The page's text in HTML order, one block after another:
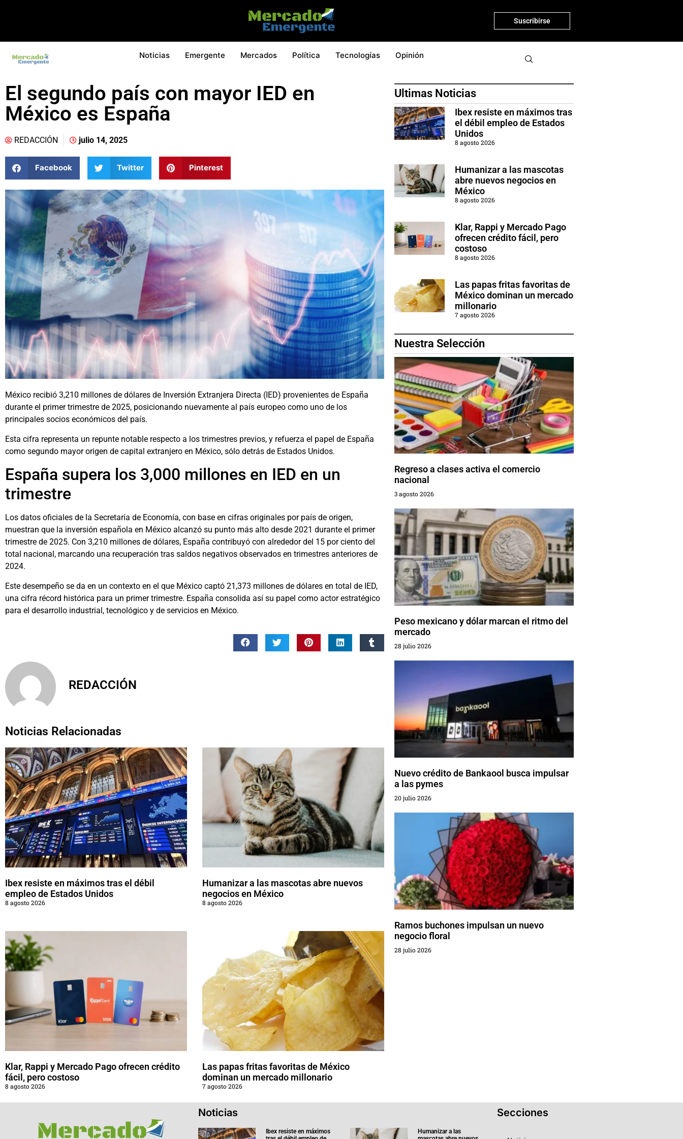
Suscribirse
Noticias Emergente Mercados Política Tecnologías Opinión
El segundo país con mayor IED en
México es España
REDACCIÓN julio 14, 2025
Facebook Twitter Pinterest
México recibió 3,210 millones de dólares de Inversión Extranjera Directa (IED) provenientes de España
durante el primer trimestre de 2025, posicionando nuevamente al país europeo como uno de los
principales socios económicos del país.
Esta cifra representa un repunte notable respecto a los trimestres previos, y refuerza el papel de España
como segundo mayor origen de capital extranjero en México, sólo detrás de Estados Unidos.
España supera los 3,000 millones en IED en un
trimestre
Los datos oficiales de la Secretaría de Economía, con base en cifras originales por país de origen,
muestran que la inversión española en México alcanzó su punto más alto desde 2021 durante el primer
trimestre de 2025. Con 3,210 millones de dólares, España contribuyó con alrededor del 15 por ciento del
total nacional, marcando una recuperación tras saldos negativos observados en trimestres anteriores de
2024.
Este desempeño se da en un contexto en el que México captó 21,373 millones de dólares en total de IED,
una cifra récord histórica para un primer trimestre. España consolida así su papel como actor estratégico
para el desarrollo industrial, tecnológico y de servicios en México.
REDACCIÓN
Noticias Relacionadas
Ibex resiste en máximos tras el débil
empleo de Estados Unidos
8 agosto 2026
Humanizar a las mascotas abre nuevos
negocios en México
8 agosto 2026
Klar, Rappi y Mercado Pago ofrecen crédito
fácil, pero costoso
8 agosto 2026
Las papas fritas favoritas de México
dominan un mercado millonario
7 agosto 2026
Ultimas Noticias
Ibex resiste en máximos tras
el débil empleo de Estados
Unidos
8 agosto 2026
Humanizar a las mascotas
abre nuevos negocios en
México
8 agosto 2026
Klar, Rappi y Mercado Pago
ofrecen crédito fácil, pero
costoso
8 agosto 2026
Las papas fritas favoritas de
México dominan un mercado
millonario
7 agosto 2026
Nuestra Selección
Regreso a clases activa el comercio
nacional
3 agosto 2026
Peso mexicano y dólar marcan el ritmo del
mercado
28 julio 2026
Nuevo crédito de Bankaool busca impulsar
a las pymes
20 julio 2026
Ramos buchones impulsan un nuevo
negocio floral
28 julio 2026
Noticias
Ibex resiste en máximos
Humanizar a las
Secciones